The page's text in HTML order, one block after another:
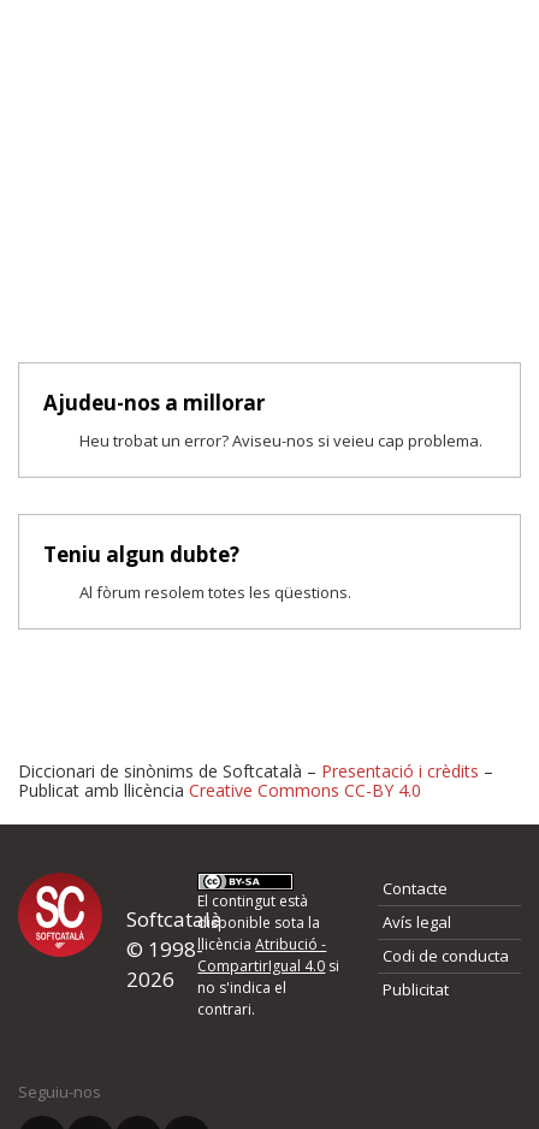
Ajudeu-nos a millorar
Heu trobat un error? Aviseu-nos si veieu cap problema.
Teniu algun dubte?
Al fòrum resolem totes les qüestions.
Proposeu-nos millores o
d'errors
Si heu trobat un error o voleu proposar alguna millora, ompliu els
quina és la millora que proposeu o l'error del qual voleu informar-
Diccionari de sinònims de Softcatalà – Presentació i crèdits –
Publicat amb llicència Creative Commons CC-BY 4.0
Softcatalà
© 1998-
2026
El contingut està
disponible sota la
llicènciaAtribució -
CompartirIgual 4.0 si
no s'indica el
contrari.
Contacte
Avís legal
Codi de conducta
Publicitat
Seguiu-nos